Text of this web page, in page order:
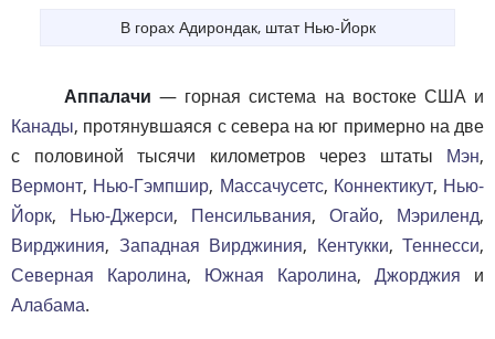
В горах Адирондак, штат Нью-Йорк
Аппалачи — горная система на востоке США и
Канады, протянувшаяся с севера на юг примерно на две
с половиной тысячи километров через штаты Мэн,
Вермонт, Нью-Гэмпшир, Массачусетс, Коннектикут, Нью-
Йорк, Нью-Джерси, Пенсильвания, Огайо, Мэриленд,
Вирджиния, Западная Вирджиния, Кентукки, Теннесси,
Северная Каролина, Южная Каролина, Джорджия и
Алабама.